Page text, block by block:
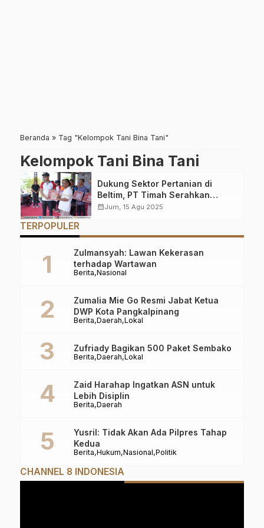
Beranda » Tag "Kelompok Tani Bina Tani"
Kelompok Tani Bina Tani
Dukung Sektor Pertanian di
Beltim, PT Timah Serahkan
Bantuan untuk Kelompok Tani
calendar_monthJum, 15 Agu 2025
TERPOPULER
Berita Nasional
Zulmansyah: Lawan Kekerasan
terhadap Wartawan
Berita Daerah Lokal
Zumalia Mie Go Resmi Jabat Ketua
DWP Kota Pangkalpinang
Berita Daerah Lokal
Zufriady Bagikan 500 Paket Sembako
Berita Daerah
Zaid Harahap Ingatkan ASN untuk
Lebih Disiplin
Berita Hukum Nasional Politik
Yusril: Tidak Akan Ada Pilpres Tahap
Kedua
CHANNEL 8 INDONESIA